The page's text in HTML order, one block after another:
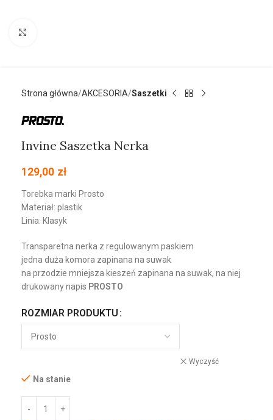
Strona główna AKCESORIA Saszetki
Invine Saszetka Nerka
129,00 zł
Torebka marki Prosto
Materiał: plastik
Linia: Klasyk
Transparetna nerka z regulowanym paskiem
jedna duża komora zapinana na suwak
na przodzie mniejsza kieszeń zapinana na suwak, na niej
drukowany napis PROSTO
ROZMIAR PRODUKTU
Wyczyść
Na stanie